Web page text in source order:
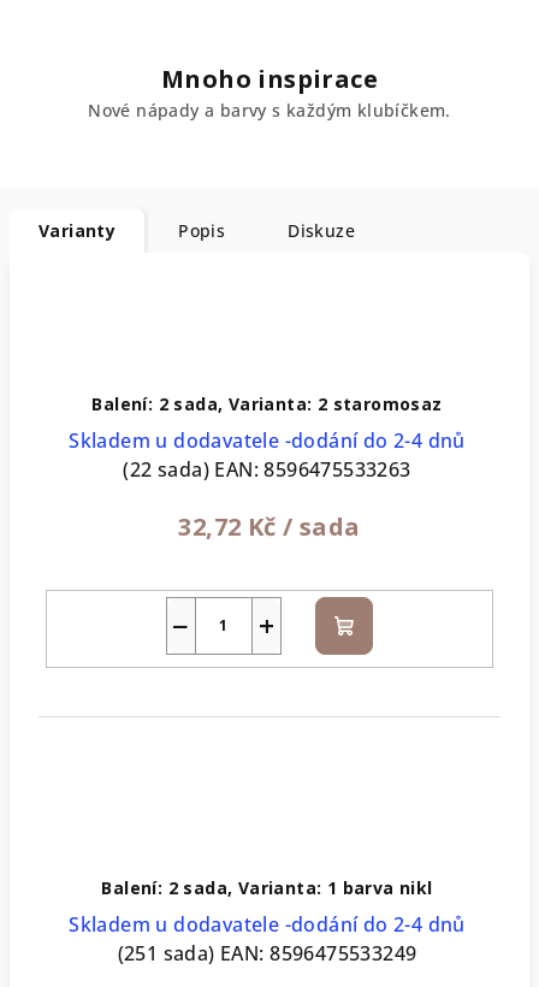
Mnoho inspirace
Nové nápady a barvy s každým klubíčkem.
Varianty Popis Diskuze
Balení: 2 sada, Varianta: 2 staromosaz
Skladem u dodavatele -dodání do 2-4 dnů
(22 sada) EAN: 8596475533263
32,72 Kč/ sada
+
− Do
košíku
Balení: 2 sada, Varianta: 1 barva nikl
Skladem u dodavatele -dodání do 2-4 dnů
(251 sada) EAN: 8596475533249